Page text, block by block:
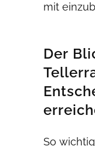
mit
Der
So